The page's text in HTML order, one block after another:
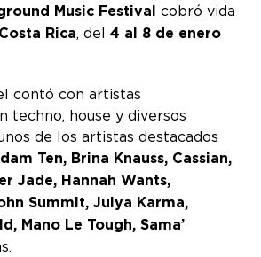
Music Festival cobró vida
Rica, del4 al 8 de enero
contó con artistas
techno, house y diversos
de los artistas destacados
Ten, Brina Knauss, Cassian,
Jade, Hannah Wants,
Summit, Julya Karma,
Mano Le Tough, Sama’